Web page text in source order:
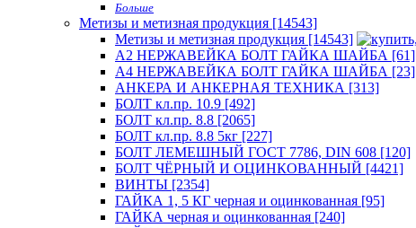
Больше
Метизы и метизная продукция [14543]
Метизы и метизная продукция [14543]
А2 НЕРЖАВЕЙКА БОЛТ ГАЙКА ШАЙБА [61]
А4 НЕРЖАВЕЙКА БОЛТ ГАЙКА ШАЙБА [23]
АНКЕРА И АНКЕРНАЯ ТЕХНИКА [313]
БОЛТ кл.пр. 10.9 [492]
БОЛТ кл.пр. 8.8 [2065]
БОЛТ кл.пр. 8.8 5кг [227]
БОЛТ ЛЕМЕШНЫЙ ГОСТ 7786, DIN 608 [120]
БОЛТ ЧЁРНЫЙ И ОЦИНКОВАННЫЙ [4421]
ВИНТЫ [2354]
ГАЙКА 1, 5 КГ черная и оцинкованная [95]
ГАЙКА черная и оцинкованная [240]